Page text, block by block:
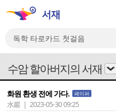
수암 할아버지의 서재
화원 환생 전에 가다. 페이퍼
水巖 | 2023-05-30 09:25